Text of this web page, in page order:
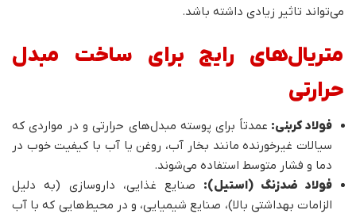
می‌تواند تاثیر زیادی داشته باشد.
متریال‌های رایج برای ساخت مبدل
حرارتی
فولاد کربنی: عمدتاً برای پوسته مبدل‌های حرارتی و در مواردی که
سیالات غیرخورنده مانند بخار آب، روغن یا آب با کیفیت خوب در
دما و فشار متوسط استفاده می‌شوند.
فولاد ضدزنگ (استیل): صنایع غذایی، داروسازی (به دلیل
الزامات بهداشتی بالا)، صنایع شیمیایی، و در محیط‌هایی که با آب